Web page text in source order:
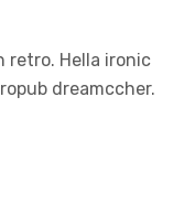
retro. Hella ironic
dreamccher.